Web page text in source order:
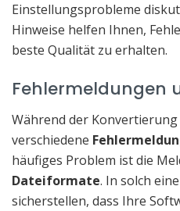
Einstellungsprobleme
Hinweise helfen Ihnen,
beste Qualität zu erhalten.
Fehlermeldungen
Während der Konvertierung
verschiedene
häufiges Problem ist die
Dateiformate. In solch
sicherstellen, dass Ihre